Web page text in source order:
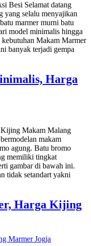
Besi Selamat datang
yang selalu menyajikan
marmer murni batu
model minimalis hingga
kebutuhan Makam Marmer
banyak terjadi gempa
Harga
Makam Malang
makam
agung. Batu bromo
memiliki tingkat
gambar di bawah ini.
tidak setandart yakni
Harga Kijing